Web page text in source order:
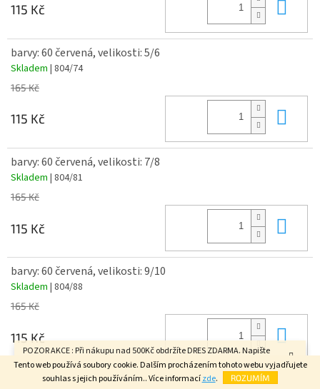
Tento web používá soubory cookie. Dalším procházením tohoto webu vyjadřujete
souhlas s jejich používáním.. Více informacízde. ROZUMÍM
POZOR AKCE : Při nákupu nad 500Kč obdržíte DRES ZDARMA. Napište
velikost do poznámky v závěrečném kroku objednávky. FAJN DEN.
115 Kč
barvy: 60 červená, velikosti: 5/6
Skladem | 804/74
165 Kč
115 Kč
barvy: 60 červená, velikosti: 7/8
Skladem | 804/81
165 Kč
115 Kč
barvy: 60 červená, velikosti: 9/10
Skladem | 804/88
165 Kč
115 Kč
barvy: 60 červená, velikosti: 11/12